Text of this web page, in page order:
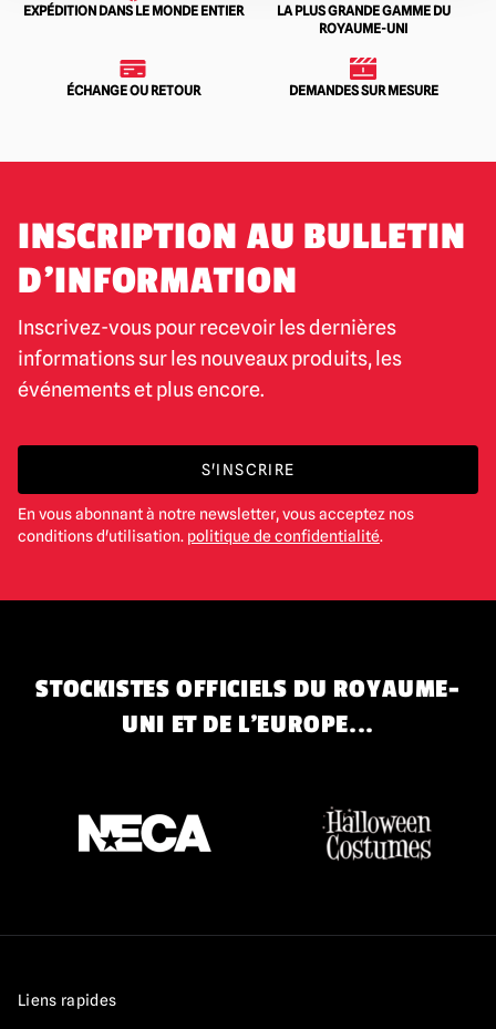
EXPÉDITION DANS LE MONDE ENTIER
LA PLUS GRANDE GAMME DU
ROYAUME-UNI
ÉCHANGE OU RETOUR DEMANDES SUR MESURE
INSCRIPTION AU BULLETIN
D'INFORMATION
Inscrivez-vous pour recevoir les dernières
informations sur les nouveaux produits, les
événements et plus encore.
S'INSCRIRE
En vous abonnant à notre newsletter, vous acceptez nos
conditions d'utilisation. politique de confidentialité.
STOCKISTES OFFICIELS DU ROYAUME-
UNI ET DE L'EUROPE...
Liens rapides